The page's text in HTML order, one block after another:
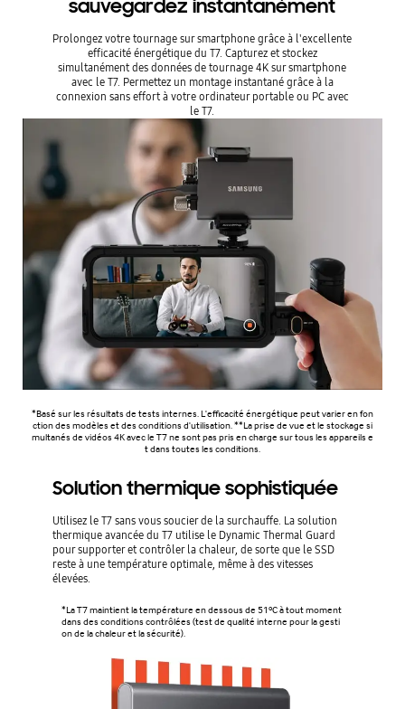
sauvegardez instantanément
Prolongez votre tournage sur smartphone grâce à l'excellente
efficacité énergétique du T7. Capturez et stockez
simultanément des données de tournage 4K sur smartphone
avec le T7. Permettez un montage instantané grâce à la
connexion sans effort à votre ordinateur portable ou PC avec
le T7.
*Basé sur les résultats de tests internes. L'efficacité énergétique peut varier en fon
ction des modèles et des conditions d'utilisation. **La prise de vue et le stockage si
multanés de vidéos 4K avec le T7 ne sont pas pris en charge sur tous les appareils e
t dans toutes les conditions.
Solution thermique sophistiquée
Utilisez le T7 sans vous soucier de la surchauffe. La solution
thermique avancée du T7 utilise le Dynamic Thermal Guard
pour supporter et contrôler la chaleur, de sorte que le SSD
reste à une température optimale, même à des vitesses
élevées.
*La T7 maintient la température en dessous de 51ºC à tout moment
dans des conditions contrôlées (test de qualité interne pour la gesti
on de la chaleur et la sécurité).